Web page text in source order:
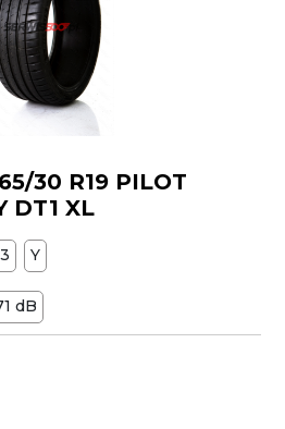
30 R19 PILOT
DT1 XL
93 Y
dB